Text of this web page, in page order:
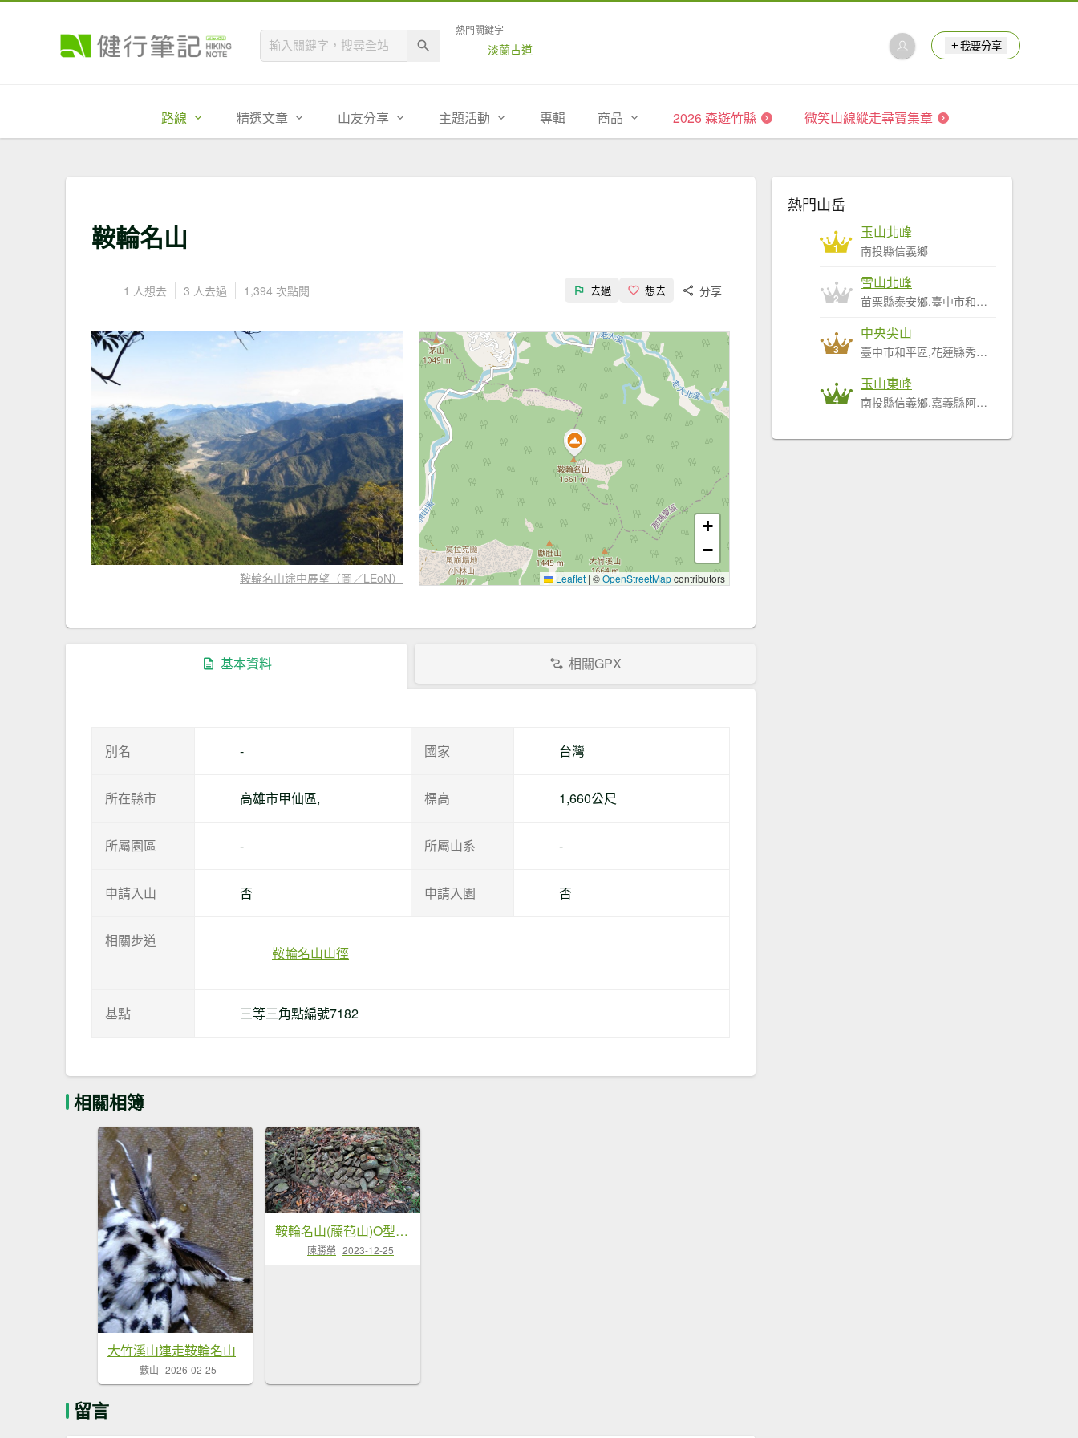
熱門關鍵字
淡蘭古道 我要分享
路線 精選文章 山友分享 主題活動 專輯 商品 2026 森遊竹縣 微笑山線縱走尋寶集章
鞍輪名山
1 人想去 3 人去過 1,394 次點閱 去過 想去 分享
鞍輪名山途中展望（圖／LEoN）
+
−
Leaflet | ©OpenStreetMapcontributors
基本資料 相關GPX
別名 - 國家 台灣
所在縣市 高雄市甲仙區, 標高 1,660公尺
所屬園區 - 所屬山系 -
申請入山 否 申請入園 否
相關步道
鞍輪名山山徑
基點 三等三角點編號7182
相關相簿
大竹溪山連走鞍輪名山
藪山 2026-02-25
鞍輪名山(藤苞山)O型大...
陳勝榮 2023-12-25
留言
熱門山岳
1
玉山北峰
南投縣信義鄉
2
雪山北峰
苗栗縣泰安鄉,臺中市和平區
3
中央尖山
臺中市和平區,花蓮縣秀林鄉
4
玉山東峰
南投縣信義鄉,嘉義縣阿里山鄉